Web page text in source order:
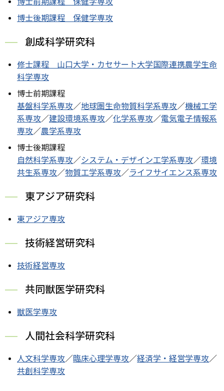
博士後期課程 保健学専攻
創成科学研究科
修士課程 山口大学・カセサート大学国際連携農学生命
科学専攻
博士前期課程
基盤科学系専攻／地球圏生命物質科学系専攻／機械工学
系専攻／建設環境系専攻／化学系専攻／電気電子情報系
専攻／農学系専攻
博士後期課程
自然科学系専攻／システム・デザイン工学系専攻／環境
共生系専攻／物質工学系専攻／ライフサイエンス系専攻
東アジア研究科
東アジア専攻
技術経営研究科
技術経営専攻
共同獣医学研究科
獣医学専攻
人間社会科学研究科
人文科学専攻／臨床心理学専攻／経済学・経営学専攻／
共創科学専攻